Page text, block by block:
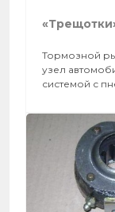
Тормозной
узел
системой с